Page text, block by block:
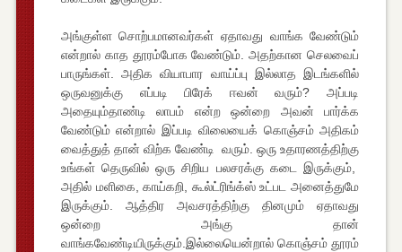
அங்குள்ள சொற்பமானவர்கள் ஏதாவது வாங்க வேண்டும்
என்றால் காத தூரம்போக வேண்டும். அதற்கான செலவைப்
பாருங்கள். அதிக வியாபார வாய்ப்பு இல்லாத இடங்களில்
ஒருவனுக்கு எப்படி பிரேக் ஈவன் வரும்? அப்படி
அதையும்தாண்டி லாபம் என்ற ஒன்றை அவன் பார்க்க
வேண்டும் என்றால் இப்படி விலையைக் கொஞ்சம் அதிகம்
வைத்துத் தான் விற்க வேண்டி வரும். ஒரு உதாரணத்திற்கு
உங்கள் தெருவில் ஒரு சிறிய பலசரக்கு கடை இருக்கும்,
அதில் மளிகை, காய்கறி, கூல்ட்ரிங்க்ஸ் உட்பட அனைத்துமே
இருக்கும். ஆத்திர அவசரத்திற்கு தினமும் ஏதாவது
ஒன்றை அங்கு தான்
வாங்கவேண்டியிருக்கும்.இல்லையென்றால் கொஞ்சம் தூரம்